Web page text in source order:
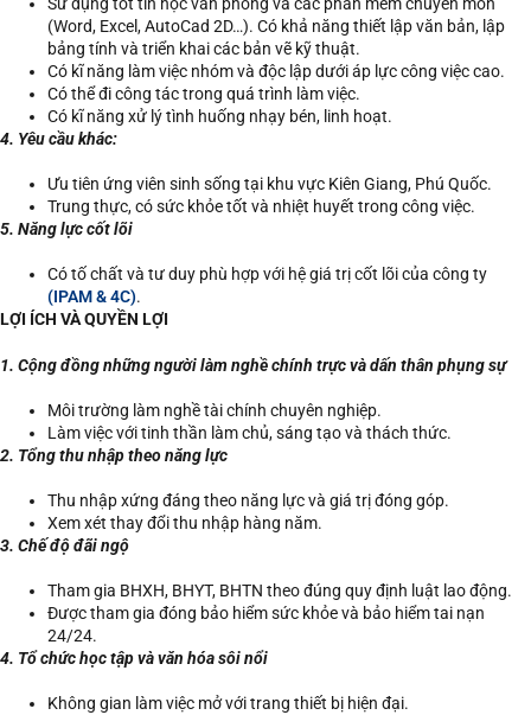
(Word, Excel, AutoCad 2D…). Có khả năng thiết lập văn bản, lập
bảng tính và triển khai các bản vẽ kỹ thuật.
Có kĩ năng làm việc nhóm và độc lập dưới áp lực công việc cao.
Có thể đi công tác trong quá trình làm việc.
Có kĩ năng xử lý tình huống nhạy bén, linh hoạt.
4. Yêu cầu khác:
Ưu tiên ứng viên sinh sống tại khu vực Kiên Giang, Phú Quốc.
Trung thực, có sức khỏe tốt và nhiệt huyết trong công việc.
5. Năng lực cốt lõi
Có tố chất và tư duy phù hợp với hệ giá trị cốt lõi của công ty
(IPAM & 4C).
LỢI ÍCH VÀ QUYỀN LỢI
1. Cộng đồng những người làm nghề chính trực và dấn thân phụng sự
Môi trường làm nghề tài chính chuyên nghiệp.
Làm việc với tinh thần làm chủ, sáng tạo và thách thức.
2. Tổng thu nhập theo năng lực
Thu nhập xứng đáng theo năng lực và giá trị đóng góp.
Xem xét thay đổi thu nhập hàng năm.
3. Chế độ đãi ngộ
Tham gia BHXH, BHYT, BHTN theo đúng quy định luật lao động.
Được tham gia đóng bảo hiểm sức khỏe và bảo hiểm tai nạn
24/24.
4. Tổ chức học tập và văn hóa sôi nổi
Không gian làm việc mở với trang thiết bị hiện đại.